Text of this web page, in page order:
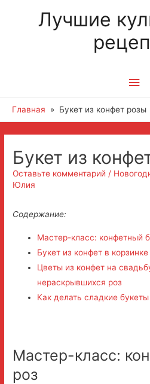
Лучшие
Главная Букет из конфет розы
Букет из
Оставьте комментарий /
Юлия
Содержание:
Мастер-класс: конфетный
Букет из конфет в
Цветы из конфет на
нераскрывшихся роз
Как делать сладкие
Мастер-класс:
роз